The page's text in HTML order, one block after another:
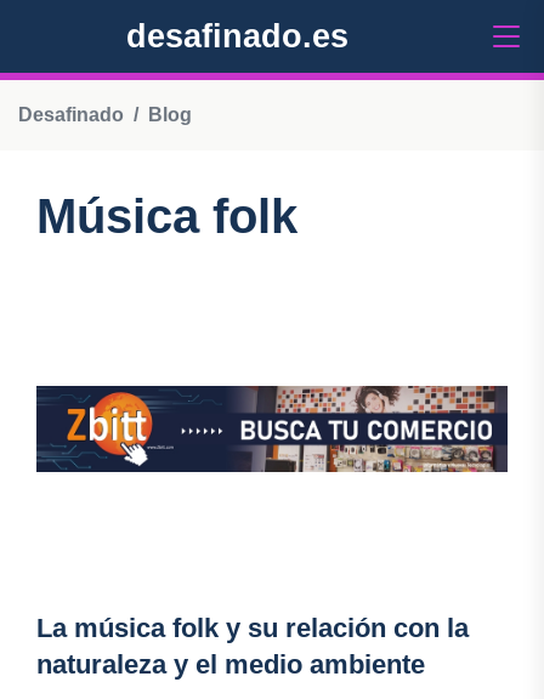
desafinado.es
Desafinado Blog
Música folk
La música folk y su relación con la
naturaleza y el medio ambiente